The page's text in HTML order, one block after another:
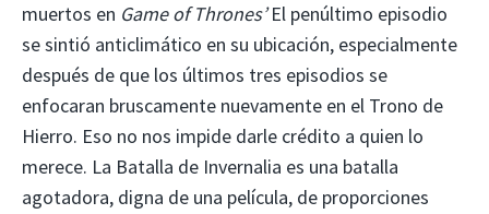
muertos en Game of Thrones’El penúltimo episodio
se sintió anticlimático en su ubicación, especialmente
después de que los últimos tres episodios se
enfocaran bruscamente nuevamente en el Trono de
Hierro. Eso no nos impide darle crédito a quien lo
merece. La Batalla de Invernalia es una batalla
agotadora, digna de una película, de proporciones